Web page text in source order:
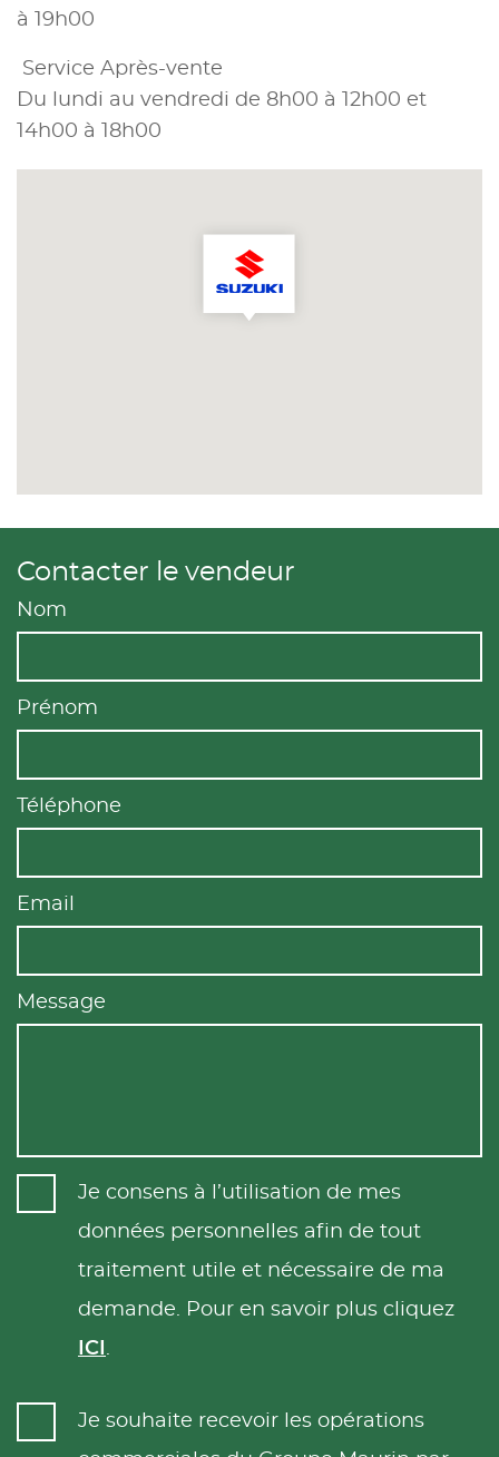
à 19h00
Service Après-vente
Du lundi au vendredi de 8h00 à 12h00 et
14h00 à 18h00
Contacter le vendeur
Nom
Prénom
Téléphone
Email
Message
Je consens à l’utilisation de mes
données personnelles afin de tout
traitement utile et nécessaire de ma
demande. Pour en savoir plus cliquez
ICI .
Je souhaite recevoir les opérations